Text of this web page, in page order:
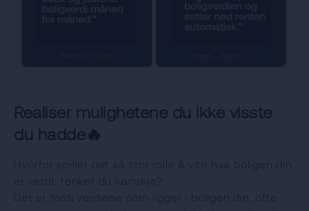
Realiser mulighetene du ikke visste
du hadde🔥
Hvorfor spiller det så stor rolle å vite hva boligen din
er verdt, tenker du kanskje?
Det er fordi verdiene som ligger i boligen din, ofte